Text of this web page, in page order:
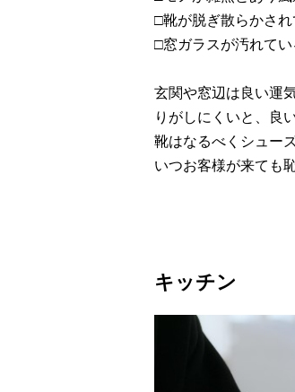
□靴が脱ぎ散らかされ
□窓ガラスが汚れてい
玄関や窓辺は良い運
りがしにくいと、良
靴はなるべくシュー
いつお客様が来ても
キッチン